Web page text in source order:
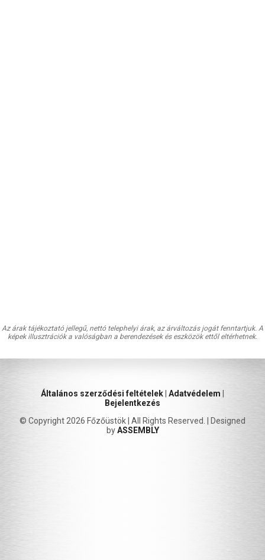
Az árak tájékoztató jellegű, nettó telephelyi árak, az árváltozás jogát fenntartjuk. A
képek illusztrációk a valóságban a berendezések és eszközök ettől eltérhetnek.
Általános szerződési feltételek Adatvédelem
Bejelentkezés
© Copyright 2026 Főzőüstök | All Rights Reserved. | Designed
byASSEMBLY